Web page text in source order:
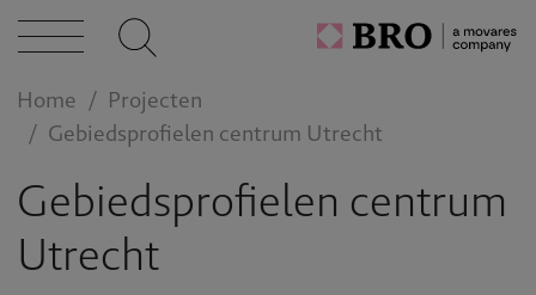
bij
Home
Projecten
Gebiedsprofielen centrum Utrecht
Gebiedsprofielen centrum
Utrecht